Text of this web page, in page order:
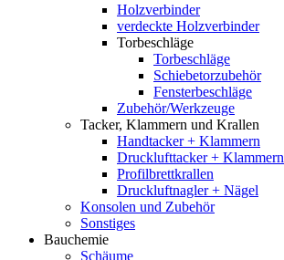
Holzverbinder
verdeckte Holzverbinder
Torbeschläge
Torbeschläge
Schiebetorzubehör
Fensterbeschläge
Zubehör/Werkzeuge
Tacker, Klammern und Krallen
Handtacker + Klammern
Drucklufttacker + Klammern
Profilbrettkrallen
Druckluftnagler + Nägel
Konsolen und Zubehör
Sonstiges
Bauchemie
Schäume